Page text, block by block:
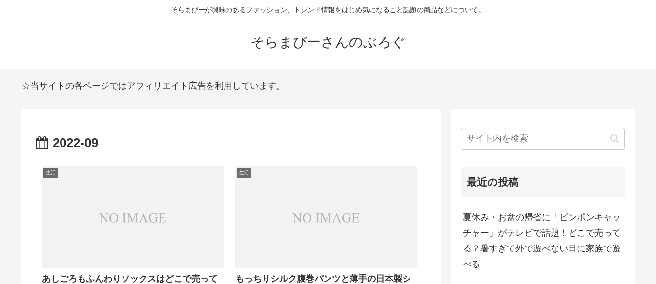
そらまぴーが興味のあるファッション、トレンド情報をはじめ気になること話題の商品などについて。
そらまぴーさんのぶろぐ
☆当サイトの各ページではアフィリエイト広告を利用しています。
2022-09
生活
あしごろもふんわりソックスはどこで売って
生活
もっちりシルク腹巻パンツと薄手の日本製シ
最近の投稿
夏休み・お盆の帰省に「ピンポンキャッ
チャー」がテレビで話題！どこで売って
る？暑すぎて外で遊べない日に家族で遊
べる